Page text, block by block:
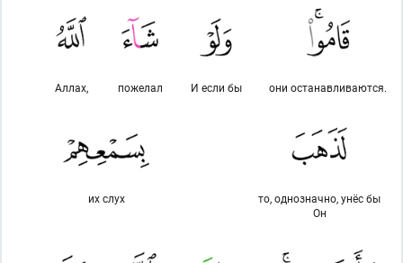
они останавливаются.
И если бы
пожелал
Аллах,
то, однозначно, унёс бы
Он
их слух